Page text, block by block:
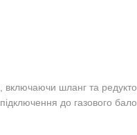
включаючи шланг та
до газового